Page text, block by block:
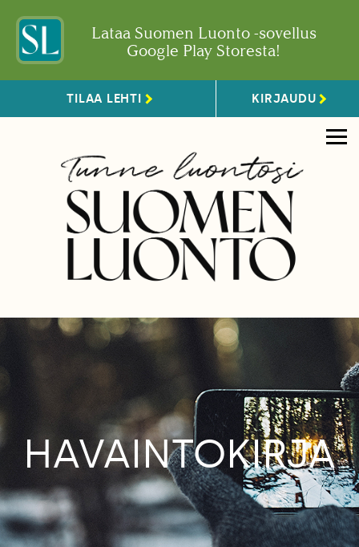
Lataa Suomen Luonto -sovellus
Google Play Storesta!
TILAA LEHTI KIRJAUDU
HAVAINTOKIRJA